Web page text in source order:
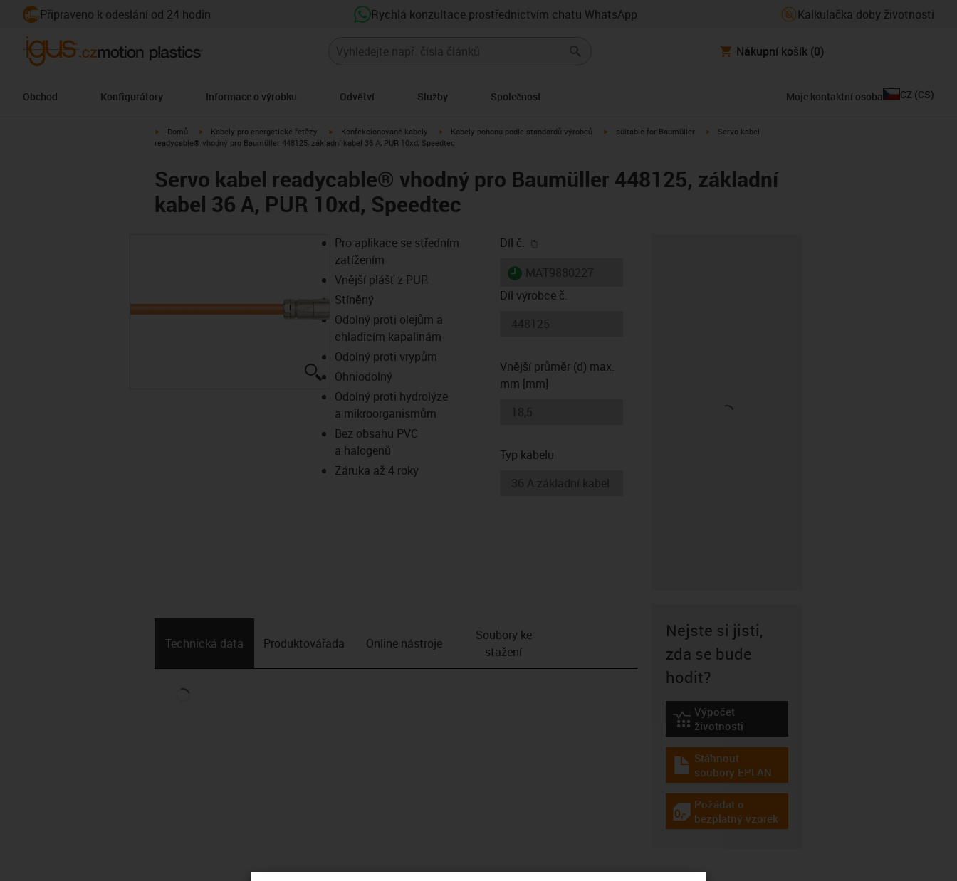
Připraveno k odeslání od 24 hodin Rychlá konzultace prostřednictvím chatu WhatsApp Kalkulačka doby životnosti
Nákupní košík (0)
Obchod Konfigurátory Informace o výrobku Odvětví Služby Společnost Moje kontaktní osoba CZ (CS)
igus-icon-arrow-right
Domů igus-icon-arrow-right
Kabely pro energetické řetězy igus-icon-arrow-right
Konfekcionované kabely igus-icon-arrow-right
Kabely pohonu podle standardů výrobců igus-icon-arrow-right
suitable for Baumüller igus-icon-arrow-right
Servo kabel
readycable® vhodný pro Baumüller 448125, základní kabel 36 A, PUR 10xd, Speedtec
Servo kabel readycable® vhodný pro Baumüller 448125, základní
kabel 36 A, PUR 10xd, Speedtec
igus-icon-lupe
Pro aplikace se středním
zatížením
Vnější plášť z PUR
Stíněný
Odolný proti olejům a
chladicím kapalinám
Odolný proti vrypům
Ohniodolný
Odolný proti hydrolýze
a mikroorganismům
Bez obsahu PVC
a halogenů
Záruka až 4 roky
Díl č.
igus-icon-lieferzeit
Díl výrobce č.
Vnější průměr (d) max.
mm [mm]
Typ kabelu
Technická data Produktová­řada Online nástroje
Soubory ke
stažení
Nejste si jisti,
zda se bude
hodit?
igus-icon-lebensdauerrechner
Výpočet
životnosti
igus-icon-download-plan
Stáhnout
soubory EPLAN
igus-icon-gratismuster
Požádat o
bezplatný vzorek